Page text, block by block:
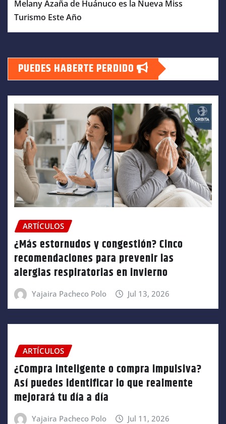
Melany Azaña de Huánuco es la Nueva Miss
Turismo Este Año
PUEDES HABERTE PERDIDO
ARTÍCULOS
¿Más estornudos y congestión? Cinco
recomendaciones para prevenir las
alergias respiratorias en invierno
Yajaira Pacheco Polo Jul 13, 2026
ARTÍCULOS
¿Compra inteligente o compra impulsiva?
Así puedes identificar lo que realmente
mejorará tu día a día
Yajaira Pacheco Polo Jul 11, 2026